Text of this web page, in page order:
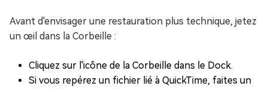
Avant d'envisager une restauration plus technique, jetez
un œil dans la Corbeille :
Cliquez sur l'icône de la Corbeille dans le Dock.
Si vous repérez un fichier lié à QuickTime, faites un